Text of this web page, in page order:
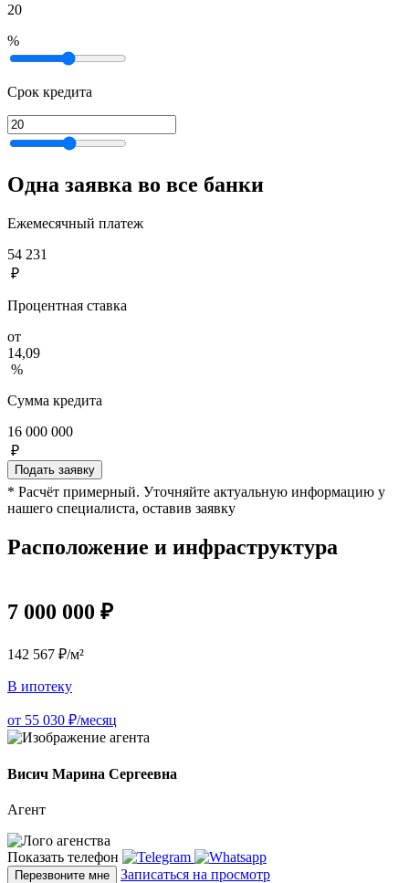
20
%
Срок кредита
Одна заявка во все банки
Ежемесячный платеж
54 231
₽
Процентная ставка
от
14,09
%
Сумма кредита
16 000 000
₽
Подать заявку
* Расчёт примерный. Уточняйте актуальную информацию у
нашего специалиста, оставив заявку
Расположение и инфраструктура
7 000 000 ₽
142 567 ₽/м²
В ипотеку
от 55 030 ₽/месяц
Висич Марина Сергеевна
Агент
Показать телефон
Перезвоните мне
Записаться на просмотр